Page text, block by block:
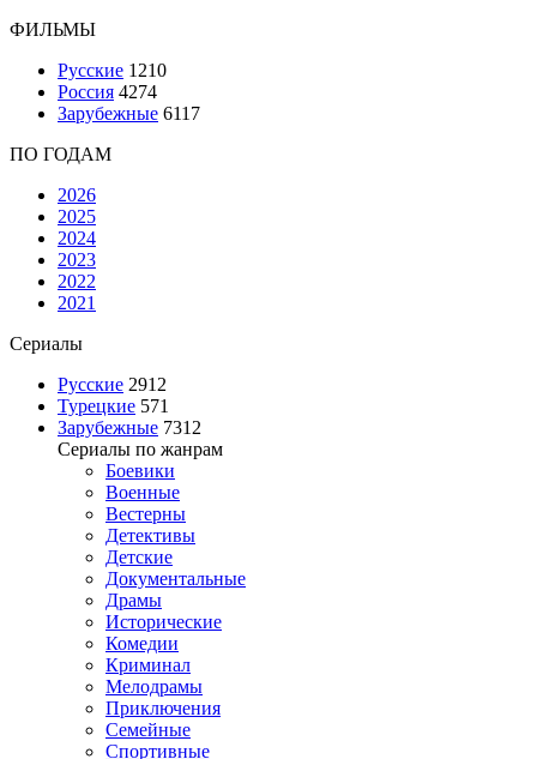
ФИЛЬМЫ
Русские 1210
Россия 4274
Зарубежные 6117
ПО ГОДАМ
2026
2025
2024
2023
2022
2021
Сериалы
Русские 2912
Турецкие 571
Зарубежные 7312
Сериалы по жанрам
Боевики
Военные
Вестерны
Детективы
Детские
Документальные
Драмы
Исторические
Комедии
Криминал
Мелодрамы
Приключения
Семейные
Спортивные